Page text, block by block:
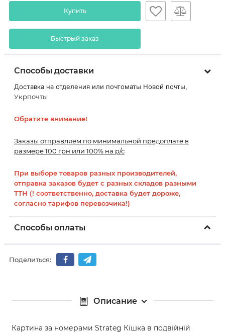
Купить
Быстрый заказ
Способы доставки
Доставка на отделения или почтоматы Новой почты,
Укрпочты
Обратите внимание!
Заказы отправляем по минимальной предоплате в
размере 100 грн или 100% на р/с
При выборе товаров разных производителей,
отправка заказов будет с разных складов разными
ТТН (! соответственно, доставка будет дороже,
согласно тарифов перевозчика!)
Способы оплаты
Поделиться:
Описание
Картина за номерами Strateg Кішка в подвійній